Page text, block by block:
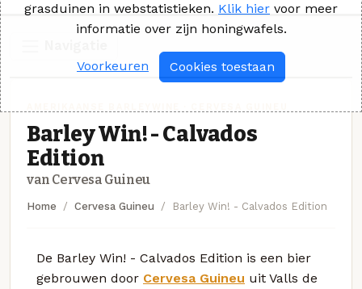
Barley Win! - Calvados
Edition
van Cervesa Guineu
Home Cervesa Guineu Barley Win! - Calvados Edition
De Barley Win! - Calvados Edition is een bier
gebrouwen door Cervesa Guineu uit Valls de
grasduinen in webstatistieken. Klik hier voor meer
informatie over zijn honingwafels.
Voorkeuren Cookies toestaan